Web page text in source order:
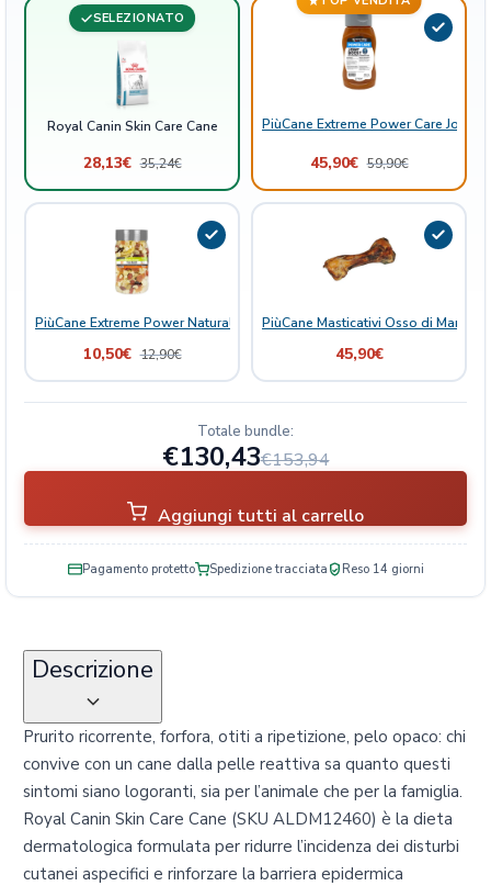
SELEZIONATO
Royal Canin Skin Care Cane
28,13€ 35,24€
PiùCane Extreme Power Care Joint
45,90€ 59,90€
PiùCane Extreme Power Natural Delights Mix Frutta
10,50€ 12,90€
PiùCane Masticativi Osso di Manzo
45,90€
Totale bundle:
€130,43€153,94
Aggiungi tutti al carrello
Pagamento protetto Spedizione tracciata Reso 14 giorni
Descrizione
Prurito ricorrente, forfora, otiti a ripetizione, pelo opaco: chi
convive con un cane dalla pelle reattiva sa quanto questi
sintomi siano logoranti, sia per l’animale che per la famiglia.
Royal Canin Skin Care Cane (SKU ALDM12460) è la dieta
dermatologica formulata per ridurre l’incidenza dei disturbi
cutanei aspecifici e rinforzare la barriera epidermica